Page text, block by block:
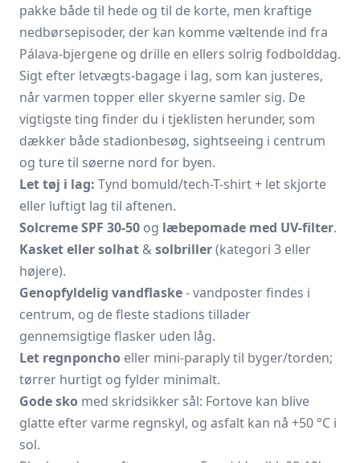
pakke både til hede og til de korte, men kraftige
nedbørsepisoder, der kan komme væltende ind fra
Pálava-bjergene og drille en ellers solrig fodbolddag.
Sigt efter letvægts-bagage i lag, som kan justeres,
når varmen topper eller skyerne samler sig. De
vigtigste ting finder du i tjeklisten herunder, som
dækker både stadionbesøg, sightseeing i centrum
og ture til søerne nord for byen.
Let tøj i lag: Tynd bomuld/tech-T-shirt + let skjorte
eller luftigt lag til aftenen.
Solcreme SPF 30-50 og læbepomade med UV-filter.
Kasket eller solhat &solbriller(kategori 3 eller
højere).
Genopfyldelig vandflaske- vandposter findes i
centrum, og de fleste stadions tillader
gennemsigtige flasker uden låg.
Let regnponcho eller mini-paraply til byger/torden;
tørrer hurtigt og fylder minimalt.
Gode sko med skridsikker sål: Fortove kan blive
glatte efter varme regnskyl, og asfalt kan nå +50 °C i
sol.